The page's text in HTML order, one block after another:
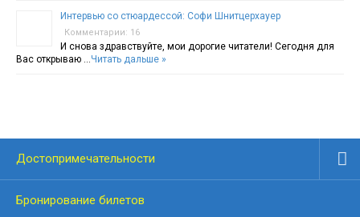
Интервью со стюардессой: Софи Шнитцерхауер
Комментарии: 16
И снова здравствуйте, мои дорогие читатели! Сегодня для
Вас открываю …Читать дальше »
Достопримечательности
Бронирование билетов